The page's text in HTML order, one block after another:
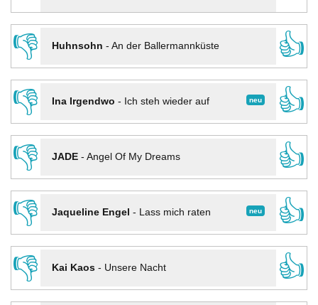
👎
Huhnsohn - An der Ballermannküste
👍
👎
neu
Ina Irgendwo - Ich steh wieder auf
👍
👎
JADE- Angel Of My Dreams
👍
👎
neu
Jaqueline Engel - Lass mich raten
👍
👎
Kai Kaos- Unsere Nacht
👍